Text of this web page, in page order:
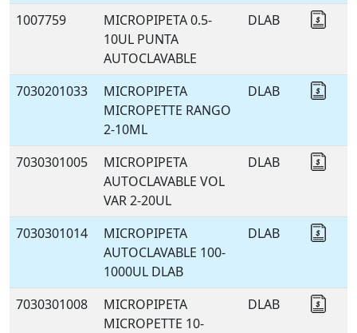
1007759
MICROPIPETA 0.5-
10UL PUNTA
AUTOCLAVABLE
DLAB
7030201033
MICROPIPETA
MICROPETTE RANGO
2-10ML
DLAB
7030301005
MICROPIPETA
AUTOCLAVABLE VOL
VAR 2-20UL
DLAB
7030301014
MICROPIPETA
AUTOCLAVABLE 100-
1000UL DLAB
DLAB
7030301008
MICROPIPETA
MICROPETTE 10-
DLAB